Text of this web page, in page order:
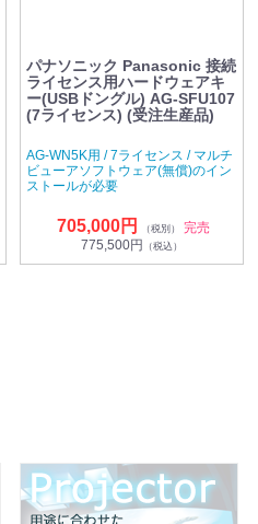
パナソニック Panasonic 接続
ライセンス用ハードウェアキ
ー(USBドングル) AG-SFU107
(7ライセンス) (受注生産品)
AG-WN5K用 / 7ライセンス / マルチ
ビューアソフトウェア(無償)のイン
ストールが必要
705,000円 （税別）
完売
775,500円 （税込）